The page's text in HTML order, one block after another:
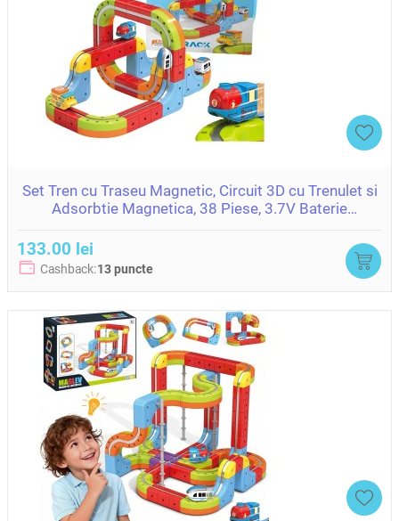
Set Tren cu Traseu Magnetic, Circuit 3D cu Trenulet si
Adsorbtie Magnetica, 38 Piese, 3.7V Baterie
133.00 lei
Cashback:13 puncte